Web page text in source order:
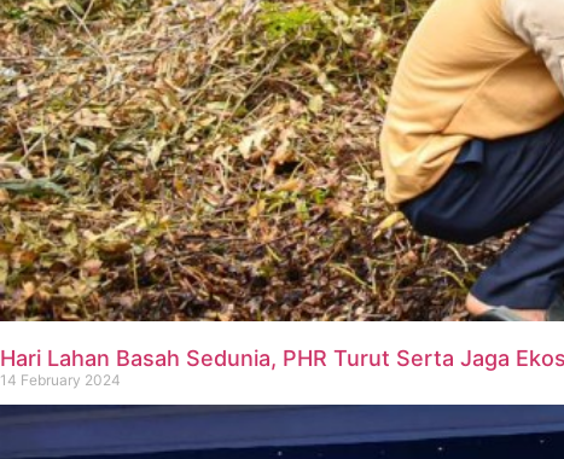
Hari Lahan Basah Sedunia, PHR Turut Serta Jaga
14 February 2024